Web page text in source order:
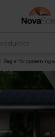
Regler for opsætning